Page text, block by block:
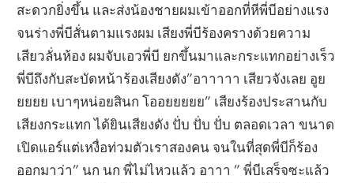
สะดวกยิ่งขึ้น และส่งน้องชายผมเข้าออกที่หีพี่บีอย่างแรง
จนร่างพี่บีสั่นตามแรงผม เสียงพี่บีร้องครางด้วยความ
เสียวลั่นห้อง ผมจับเอวพี่บี ยกขึ้นมาและกระแทกอย่างเร็ว
พี่บีถึงกับสะบัดหน้าร้องเสียงดัง”อาาาาา เสียวจังเลย อูย
ยยยย เบาๆหน่อยสินก โออยยยยย” เสียงร้องประสานกับ
เสียงกระแทก ได้ยินเสียงดัง ปั่บ ปั่บ ปั่บ ตลอดเวลา ขนาด
เปิดแอร์แต่เหงื่อท่วมตัวเราสองคน จนในที่สุดพี่บีก็ร้อง
ออกมาว่า” นก นก พี่ไม่ไหวแล้ว อาาา ” พี่บีเสร็จซะแล้ว